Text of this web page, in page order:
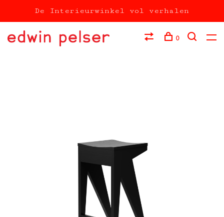
De Interieurwinkel vol verhalen
0